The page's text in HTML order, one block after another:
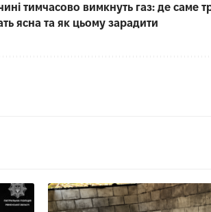
тимчасово вимкнуть газ: де саме
ясна та як цьому зарадити